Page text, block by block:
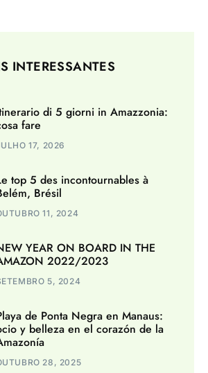
INTERESSANTES
di 5 giorni in Amazzonia:
fare
17, 2026
top 5 des incontournables à
Brésil
11, 2024
YEAR ON BOARD IN THE
2022/2023
5, 2024
de Ponta Negra en Manaus:
y belleza en el corazón de la
28, 2025